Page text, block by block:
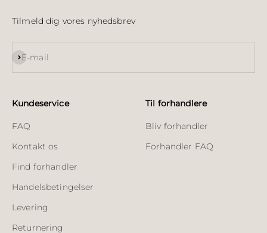
Tilmeld dig vores nyhedsbrev
E-mail
Abonnér
Kundeservice
FAQ
Kontakt os
Find forhandler
Handelsbetingelser
Levering
Returnering
Til forhandlere
Bliv forhandler
Forhandler FAQ